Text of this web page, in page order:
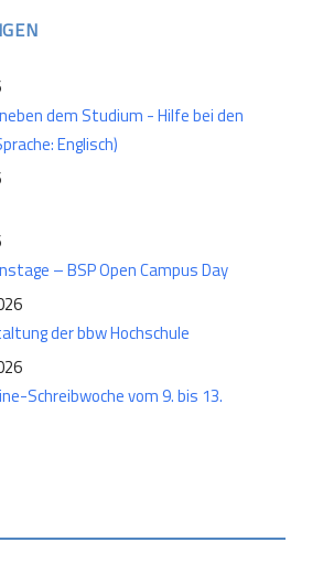
dem Studium - Hilfe bei den
Englisch)
– BSP Open Campus Day
der bbw Hochschule
Schreibwoche vom 9. bis 13.